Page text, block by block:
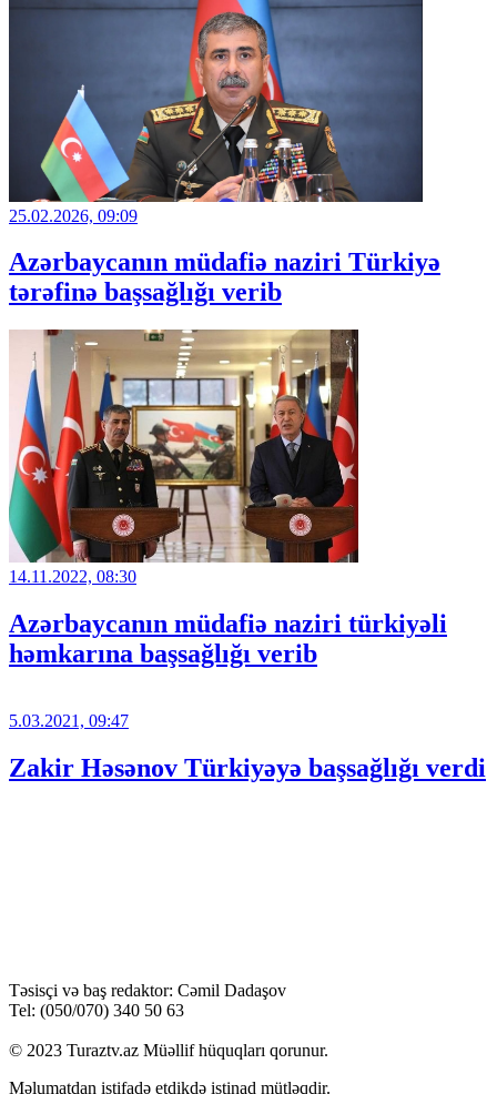
25.02.2026, 09:09
Azərbaycanın müdafiə naziri Türkiyə
tərəfinə başsağlığı verib
14.11.2022, 08:30
Azərbaycanın müdafiə naziri türkiyəli
həmkarına başsağlığı verib
5.03.2021, 09:47
Zakir Həsənov Türkiyəyə başsağlığı verdi
Təsisçi və baş redaktor: Cəmil Dadaşov
Tel: (050/070) 340 50 63
© 2023 Turaztv.az Müəllif hüquqları qorunur.
Məlumatdan istifadə etdikdə istinad mütləqdir.